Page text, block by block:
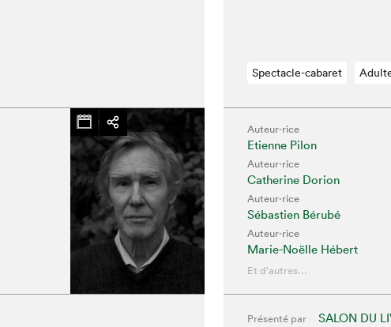
Spectacle-cabaret
Auteur·rice
Etienne Pilon
Auteur·rice
Catherine Dorion
Auteur·rice
Sébastien Bérubé
Auteur·rice
Marie-Noëlle Hébert
Et d'autres...
Présenté par SALON DU